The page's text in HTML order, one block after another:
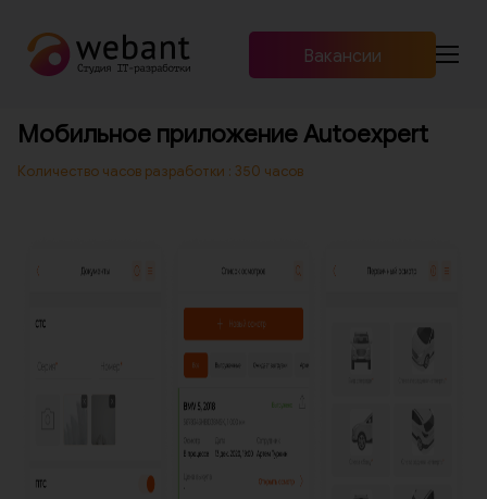
Услуги и стоимость
Вакансии
Мобильное приложение Autoexpert
Количество часов разработки : 350 часов